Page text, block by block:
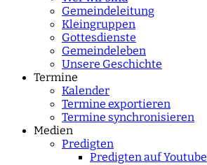
Gemeindeleitung
Kleingruppen
Gottesdienste
Gemeindeleben
Unsere Geschichte
Termine
Kalender
Termine exportieren
Termine synchronisieren
Medien
Predigten
Predigten auf Youtube